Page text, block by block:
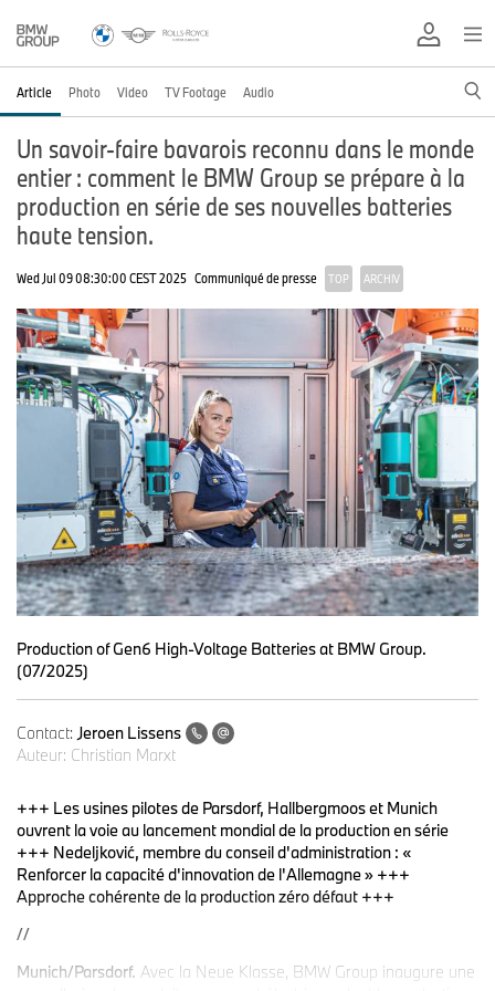
Article Photo Video TV Footage Audio
Un savoir-faire bavarois reconnu dans le monde
entier : comment le BMW Group se prépare à la
production en série de ses nouvelles batteries
haute tension.
Wed Jul 09 08:30:00 CEST 2025 Communiqué de presse TOP ARCHIV
Production of Gen6 High-Voltage Batteries at BMW Group.
(07/2025)
Contact: Jeroen Lissens
Auteur: Christian Marxt
+++ Les usines pilotes de Parsdorf, Hallbergmoos et Munich
ouvrent la voie au lancement mondial de la production en série
+++ Nedeljković, membre du conseil d'administration : «
Renforcer la capacité d'innovation de l'Allemagne » +++
Approche cohérente de la production zéro défaut +++
//
Munich/Parsdorf. Avec la Neue Klasse, BMW Group inaugure une